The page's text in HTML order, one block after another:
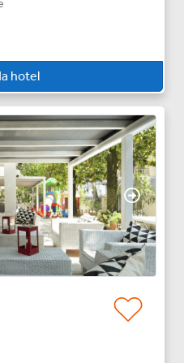
hotel